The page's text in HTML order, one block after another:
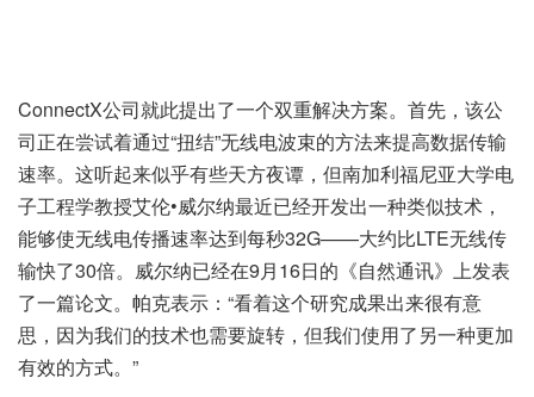
ConnectX公司就此提出了一个双重解决方案。首先，该公
司正在尝试着通过“扭结”无线电波束的方法来提高数据传输
速率。这听起来似乎有些天方夜谭，但南加利福尼亚大学电
子工程学教授艾伦•威尔纳最近已经开发出一种类似技术，
能够使无线电传播速率达到每秒32G——大约比LTE无线传
输快了30倍。威尔纳已经在9月16日的《自然通讯》上发表
了一篇论文。帕克表示：“看着这个研究成果出来很有意
思，因为我们的技术也需要旋转，但我们使用了另一种更加
有效的方式。”